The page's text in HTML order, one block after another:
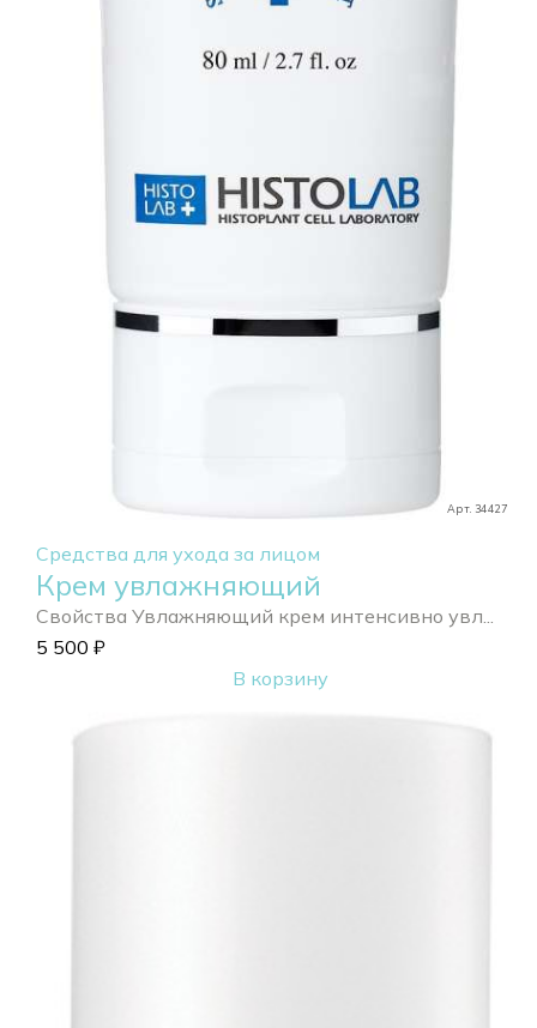
Арт. 34427
Средства для ухода за лицом
Крем увлажняющий
Свойства Увлажняющий крем интенсивно увл...
5 500 ₽
В корзину